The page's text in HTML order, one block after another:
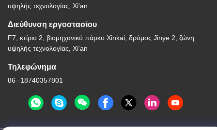
υψηλής τεχνολογίας, Xi'an
Διεύθυνση εργοστασίου
F7, κτίριο 2, βιομηχανικό πάρκο Xinkai, δρόμος Jinye 2, ζώνη
υψηλής τεχνολογίας, Xi'an
Τηλεφώνημα
86--18740357801